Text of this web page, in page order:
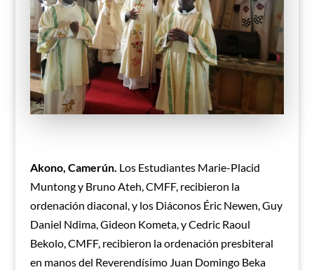
Akono, Camerún. Los Estudiantes Marie-Placid
Muntong y Bruno Ateh, CMFF, recibieron la
ordenación diaconal, y los Diáconos Éric Newen, Guy
Daniel Ndima, Gideon Kometa, y Cedric Raoul
Bekolo, CMFF, recibieron la ordenación presbiteral
en manos del Reverendísimo Juan Domingo Beka